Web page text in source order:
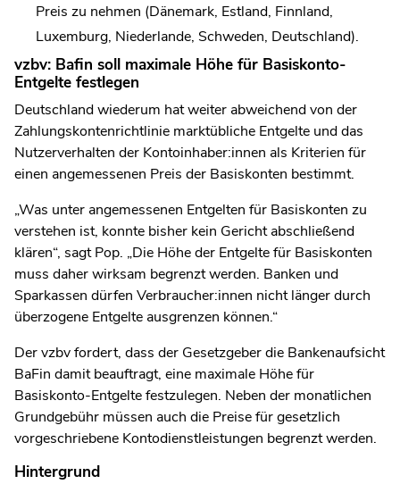
Preis zu nehmen (Dänemark, Estland, Finnland,
Luxemburg, Niederlande, Schweden, Deutschland).
vzbv: Bafin soll maximale Höhe für Basiskonto-
Entgelte festlegen
Deutschland wiederum hat weiter abweichend von der
Zahlungskontenrichtlinie marktübliche Entgelte und das
Nutzerverhalten der Kontoinhaber:innen als Kriterien für
einen angemessenen Preis der Basiskonten bestimmt.
„Was unter angemessenen Entgelten für Basiskonten zu
verstehen ist, konnte bisher kein Gericht abschließend
klären“, sagt Pop. „Die Höhe der Entgelte für Basiskonten
muss daher wirksam begrenzt werden. Banken und
Sparkassen dürfen Verbraucher:innen nicht länger durch
überzogene Entgelte ausgrenzen können.“
Der vzbv fordert, dass der Gesetzgeber die Bankenaufsicht
BaFin damit beauftragt, eine maximale Höhe für
Basiskonto-Entgelte festzulegen. Neben der monatlichen
Grundgebühr müssen auch die Preise für gesetzlich
vorgeschriebene Kontodienstleistungen begrenzt werden.
Hintergrund